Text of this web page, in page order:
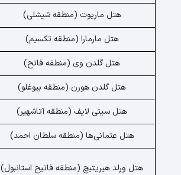
هتل ماریوت (منطقه شیشلی)
هتل مارمارا (منطقه تکسیم)
هتل گلدن وی (منطقه فاتح)
هتل گلدن هورن (منطقه بیوغلو)
هتل سیتی لایف (منطقه آتاشهیر)
هتل عثمانی‌ها (منطقه سلطان احمد)
هتل ورلد هیریتیچ (منطقه فاتیح استانبول)